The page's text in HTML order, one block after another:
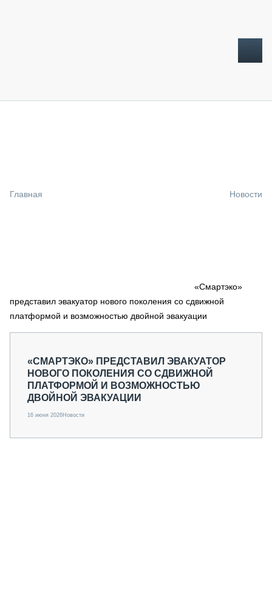
СПЕЦПРОЕКТЫ
МЕРОПРИЯТИЯ
СТАТЬИ ПО КАТЕГОРИЯМ ТЕХНИКИ
Главная Новости
«Смартэко»
представил эвакуатор нового поколения со сдвижной
платформой и возможностью двойной эвакуации
«СМАРТЭКО» ПРЕДСТАВИЛ ЭВАКУАТОР
НОВОГО ПОКОЛЕНИЯ СО СДВИЖНОЙ
ПЛАТФОРМОЙ И ВОЗМОЖНОСТЬЮ
ДВОЙНОЙ ЭВАКУАЦИИ
16 июня 2026Новости